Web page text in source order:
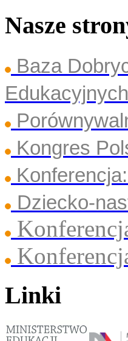
Nasze
Baza
Kongres
Dziecko-
Linki